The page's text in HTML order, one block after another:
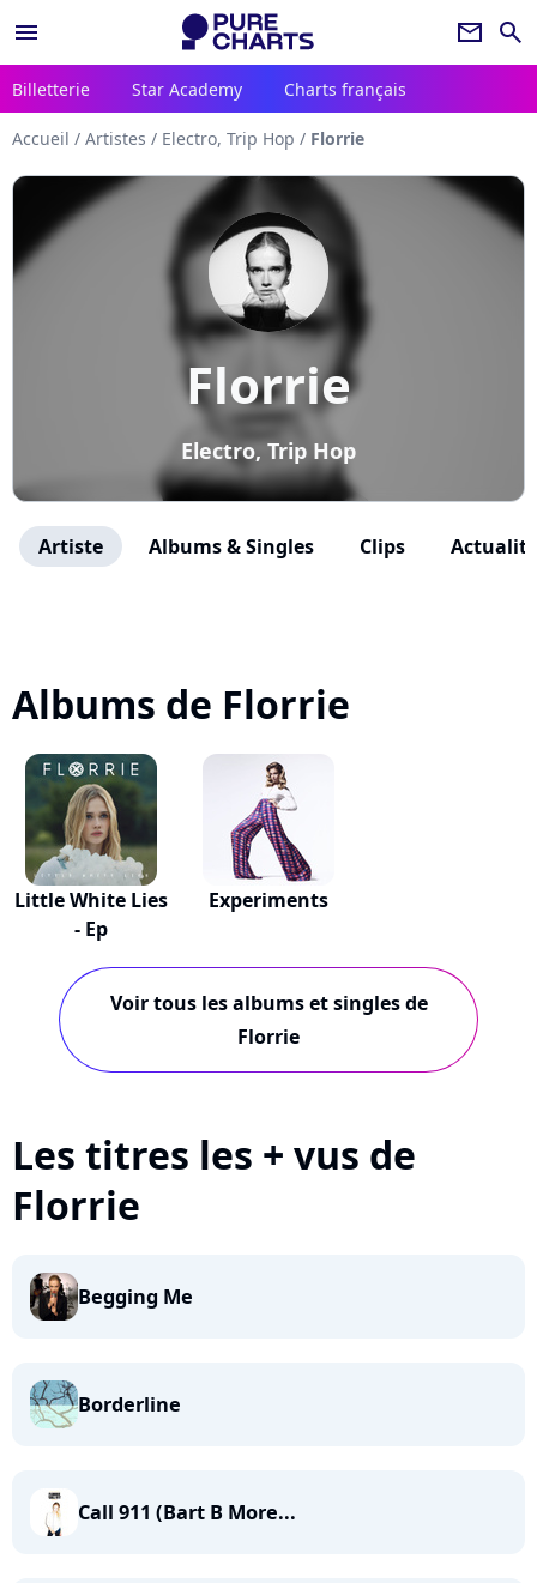
menu newsletter search
Billetterie Star Academy Charts français
Accueil / Artistes / Electro, Trip Hop / Florrie
Florrie
Electro, Trip Hop
Artiste Albums & Singles Clips
Albums de Florrie
Little White Lies
- Ep
Experiments
Voir tous les albums et singles de
Florrie
Les titres les + vus de
Florrie
Begging Me
Borderline
Call 911 (Bart B More...